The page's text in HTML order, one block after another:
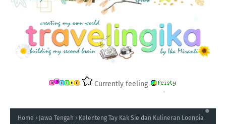
Currently feeling
Home Jawa Tengah
Kelenteng Tay Kak Sie dan Kulineran Loenpia